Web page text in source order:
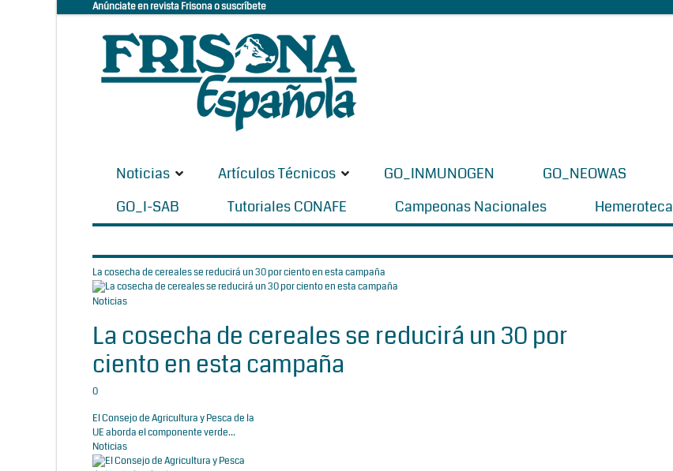
Anúnciate en revista Frisona o suscríbete
Noticias Artículos Técnicos GO_INMUNOGEN GO_NEOWAS
GO_I-SAB
Tutoriales CONAFE Campeonas Nacionales Hemeroteca
La cosecha de cereales se reducirá un 30 por ciento en esta campaña
Noticias
La cosecha de cereales se reducirá un 30 por
ciento en esta campaña
0
El Consejo de Agricultura y Pesca de la
UE aborda el componente verde...
Noticias